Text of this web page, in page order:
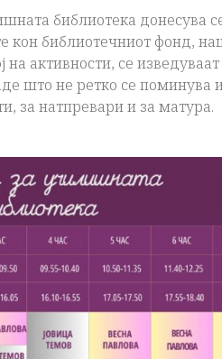
библиотека
кон библиотечниот фонд,
на активности, се
што не ретко се поминува
за натпревари и за матура.